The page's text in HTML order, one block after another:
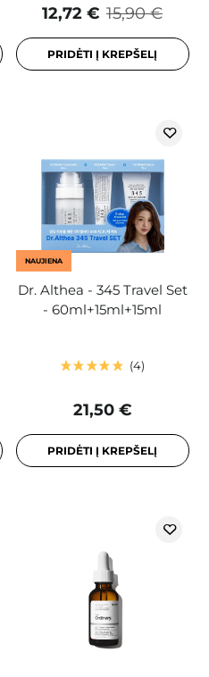
15,90 €
12,72 €
PRIDĖTI Į KREPŠELĮ
NAUJIENA
Dr. Althea - 345 Travel Set
- 60ml+15ml+15ml
4
21,50 €
PRIDĖTI Į KREPŠELĮ